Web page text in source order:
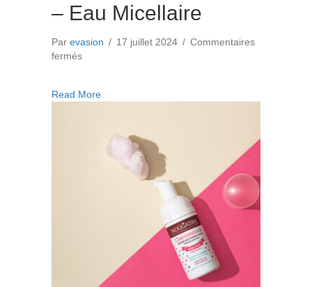
– Eau Micellaire
Par evasion / 17 juillet 2024 / Commentaires
ferméssur
–
Read Moreabout Fraîcheur Gourmande – Eau Micellaire